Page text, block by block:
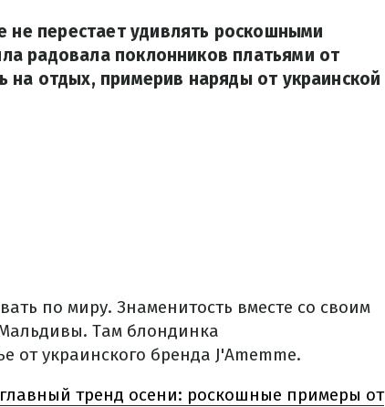
перестает удивлять роскошными
радовала поклонников платьями от
на отдых, примерив наряды от украинской
по миру. Знаменитость вместе со своим
Там блондинка
от украинского бренда J'Amemme.
тренд осени: роскошные примеры от